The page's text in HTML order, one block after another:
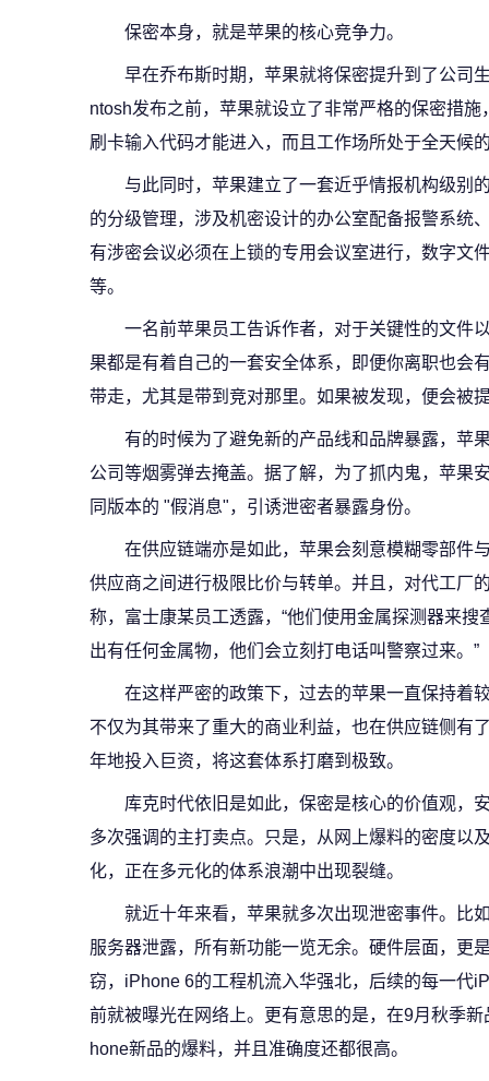
保密本身，就是苹果的核心竞争力。
早在乔布斯时期，苹果就将保密提升到了公司
ntosh发布之前，苹果就设立了非常严格的保密措
刷卡输入代码才能进入，而且工作场所处于全天候
与此同时，苹果建立了一套近乎情报机构级别
的分级管理，涉及机密设计的办公室配备报警系统
有涉密会议必须在上锁的专用会议室进行，数字文
等。
一名前苹果员工告诉作者，对于关键性的文件
果都是有着自己的一套安全体系，即便你离职也会
带走，尤其是带到竞对那里。如果被发现，便会被
有的时候为了避免新的产品线和品牌暴露，苹
公司等烟雾弹去掩盖。据了解，为了抓内鬼，苹果
同版本的 "假消息"，引诱泄密者暴露身份。
在供应链端亦是如此，苹果会刻意模糊零部件
供应商之间进行极限比价与转单。并且，对代工厂
称，富士康某员工透露，“他们使用金属探测器来
出有任何金属物，他们会立刻打电话叫警察过来。”
在这样严密的政策下，过去的苹果一直保持着
不仅为其带来了重大的商业利益，也在供应链侧有
年地投入巨资，将这套体系打磨到极致。
库克时代依旧是如此，保密是核心的价值观，
多次强调的主打卖点。只是，从网上爆料的密度以
化，正在多元化的体系浪潮中出现裂缝。
就近十年来看，苹果就多次出现泄密事件。比
服务器泄露，所有新功能一览无余。硬件层面，更
窃，iPhone 6的工程机流入华强北，后续的每一代
前就被曝光在网络上。更有意思的是，在9月秋季
hone新品的爆料，并且准确度还都很高。